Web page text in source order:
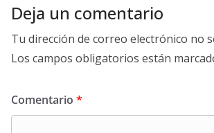
Deja un comentario
Tu dirección de correo electrónico no
Los campos obligatorios están
Comentario *